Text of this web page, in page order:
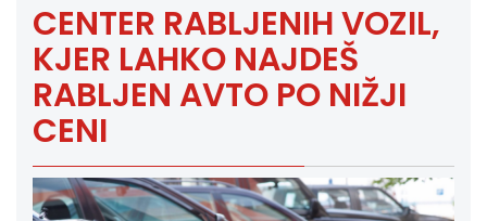
CENTER RABLJENIH VOZIL,
KJER LAHKO NAJDEŠ
RABLJEN AVTO PO NIŽJI
CENI